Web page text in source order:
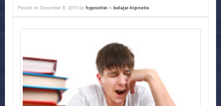
Posted on December 8, 2015 by hypnotist in belajar-hipnotis